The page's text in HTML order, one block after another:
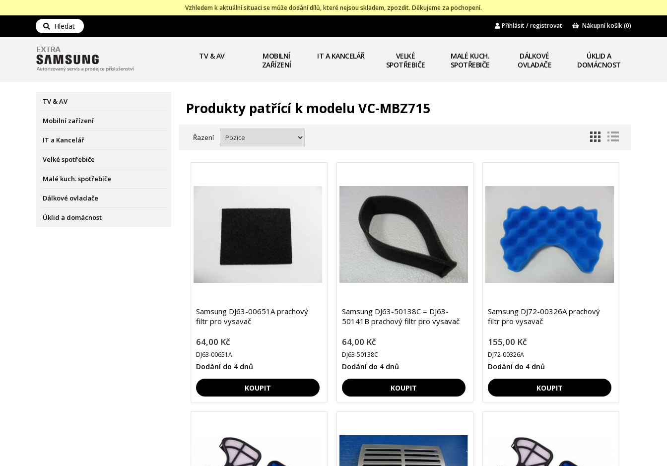
Vzhledem k aktuální situaci se může dodání dílů, které nejsou skladem, zpozdit. Děkujeme za pochopení.
Hledat Přihlásit / registrovat Nákupní košík(0)
TV & AV
MOBILNÍ
ZAŘÍZENÍ
IT A KANCELÁŘ
VELKÉ
SPOTŘEBIČE
MALÉ KUCH.
SPOTŘEBIČE
DÁLKOVÉ
OVLADAČE
ÚKLID A
DOMÁCNOST
TV & AV
Mobilní zařízení
IT a Kancelář
Velké spotřebiče
Malé kuch. spotřebiče
Dálkové ovladače
Úklid a domácnost
Produkty patřící k modelu VC-MBZ715
Řazení
Samsung DJ63-00651A prachový
filtr pro vysavač
64,00 Kč
DJ63-00651A
Dodání do 4 dnů
Samsung DJ63-50138C = DJ63-
50141B prachový filtr pro vysavač
64,00 Kč
DJ63-50138C
Dodání do 4 dnů
Samsung DJ72-00326A prachový
filtr pro vysavač
155,00 Kč
DJ72-00326A
Dodání do 4 dnů